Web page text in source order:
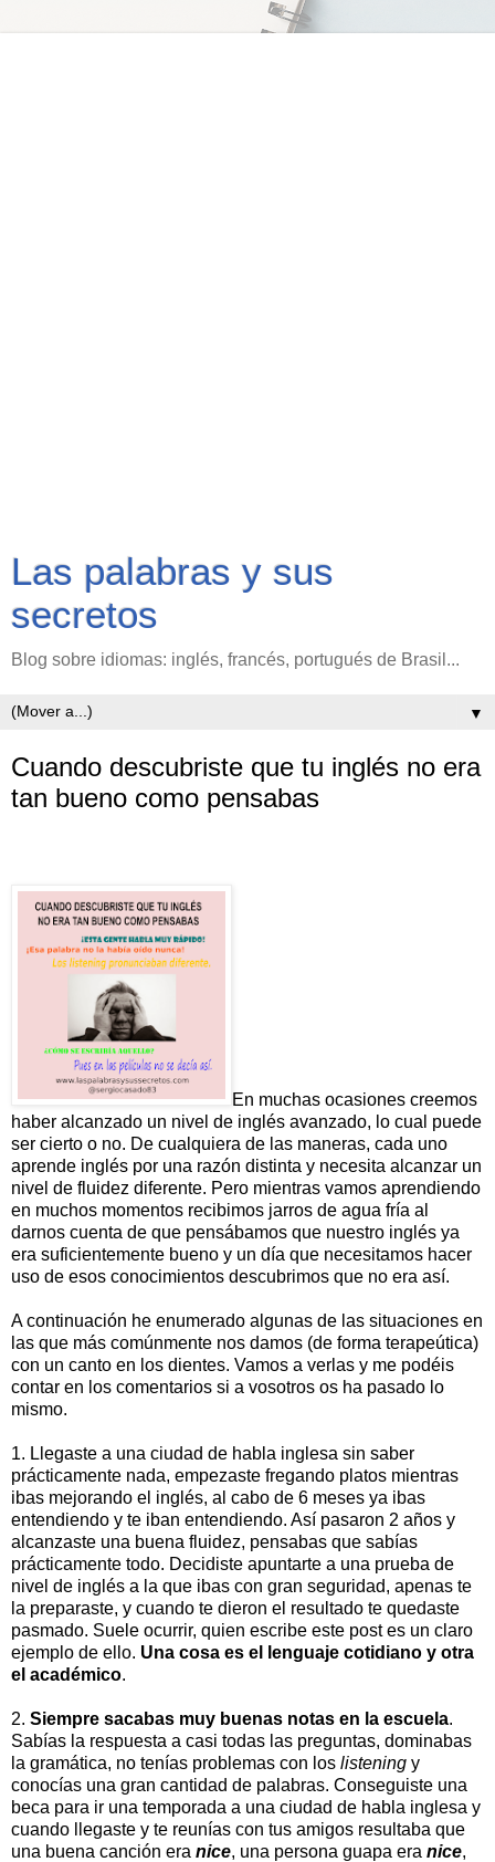
Las palabras y sus
secretos
Blog sobre idiomas: inglés, francés, portugués de Brasil...
▼
Cuando descubriste que tu inglés no era
tan bueno como pensabas
En muchas ocasiones creemos
haber alcanzado un nivel de inglés avanzado, lo cual puede
ser cierto o no. De cualquiera de las maneras, cada uno
aprende inglés por una razón distinta y necesita alcanzar un
nivel de fluidez diferente. Pero mientras vamos aprendiendo
en muchos momentos recibimos jarros de agua fría al
darnos cuenta de que pensábamos que nuestro inglés ya
era suficientemente bueno y un día que necesitamos hacer
uso de esos conocimientos descubrimos que no era así.
A continuación he enumerado algunas de las situaciones en
las que más comúnmente nos damos (de forma terapeútica)
con un canto en los dientes. Vamos a verlas y me podéis
contar en los comentarios si a vosotros os ha pasado lo
mismo.
1. Llegaste a una ciudad de habla inglesa sin saber
prácticamente nada, empezaste fregando platos mientras
ibas mejorando el inglés, al cabo de 6 meses ya ibas
entendiendo y te iban entendiendo. Así pasaron 2 años y
alcanzaste una buena fluidez, pensabas que sabías
prácticamente todo. Decidiste apuntarte a una prueba de
nivel de inglés a la que ibas con gran seguridad, apenas te
la preparaste, y cuando te dieron el resultado te quedaste
pasmado. Suele ocurrir, quien escribe este post es un claro
ejemplo de ello. Una cosa es el lenguaje cotidiano y otra
el académico.
2. Siempre sacabas muy buenas notas en la escuela.
Sabías la respuesta a casi todas las preguntas, dominabas
la gramática, no tenías problemas con los listening y
conocías una gran cantidad de palabras. Conseguiste una
beca para ir una temporada a una ciudad de habla inglesa y
cuando llegaste y te reunías con tus amigos resultaba que
una buena canción era nice, una persona guapa era nice,